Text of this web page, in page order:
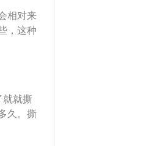
物体也
防止玻
，达到
相对来
，这种
4s店或
精祛
的持续
，不
我们的
以起到
就就撕
久。撕
般用